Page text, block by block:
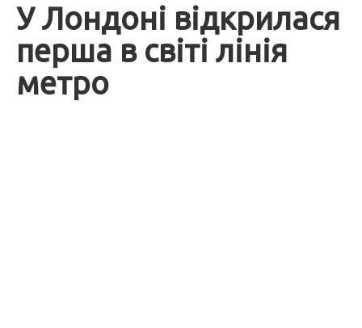
У Лондоні відкрилася
перша в світі лінія
метро